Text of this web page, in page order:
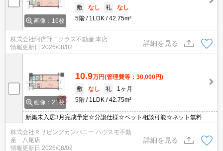
画像：16枚
敷
なし 礼
なし
5階
1LDK 42.75m²
株式会社阿倍野ニクラス不動産 本店
情報更新日 2026/08/02
詳細を見る
画像：21枚
10.9万円(管理費等：30,000円)
敷
なし 礼
1ヶ月
5階
1LDK 42.75m²
新築未入居3月完成予定☆分譲仕様☆ペット相談可能☆ネット無料
株式会社Ｒリビングカンパニー ハウスモ不動
産 八尾店
情報更新日 2026/08/02
詳細を見る